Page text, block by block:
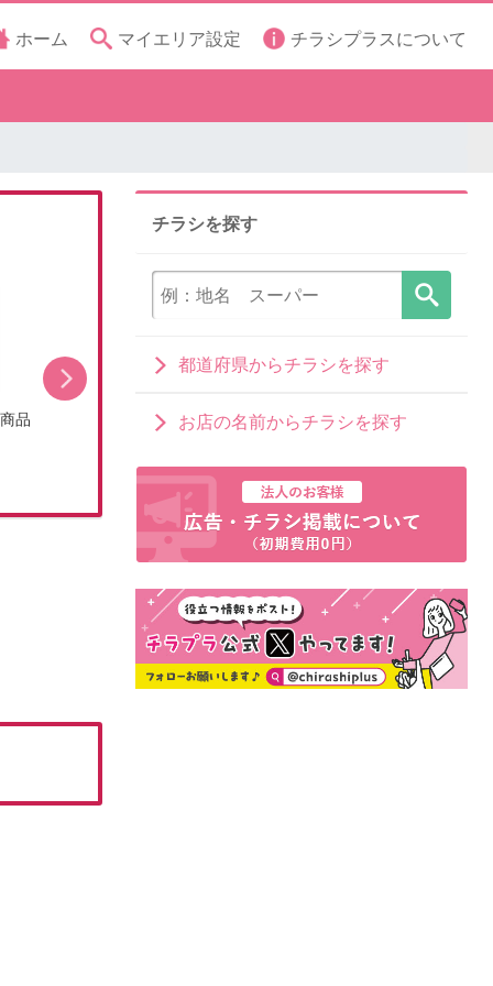
ホーム マイエリア設定 チラシプラスについて
品 今月のお買い得品(WEBチラシ)
チラシを探す
都道府県からチラシを探す
お店の名前からチラシを探す